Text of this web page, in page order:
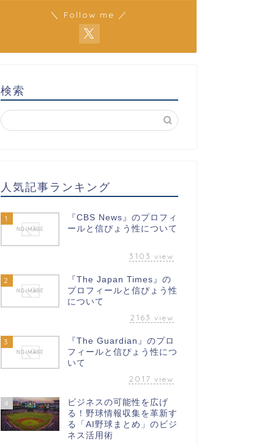
＼ Follow me ／
検索
人気記事ランキング
1
『CBS News』のプロフィ
ールと信ぴょう性について
3103 view
2
『The Japan Times』の
プロフィールと信ぴょう性
について
2163 view
3
『The Guardian』のプロ
フィールと信ぴょう性につ
いて
2017 view
4
ビジネスの可能性を広げ
る！野球情報収集を革新す
る「AI野球まとめ」のビジ
ネス活用術